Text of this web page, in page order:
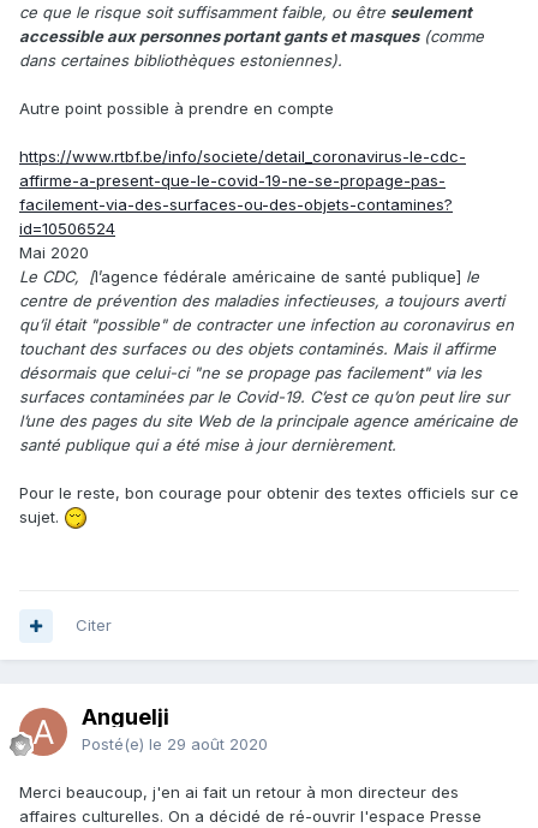
ce que le risque soit suffisamment faible, ou être seulement
accessible aux personnes portant gants et masques(comme
dans certaines bibliothèques estoniennes).
Autre point possible à prendre en compte
https://www.rtbf.be/info/societe/detail_coronavirus-le-cdc-
affirme-a-present-que-le-covid-19-ne-se-propage-pas-
facilement-via-des-surfaces-ou-des-objets-contamines?
id=10506524
Mai 2020
Le CDC, [l’agence fédérale américaine de santé publique] le
centre de prévention des maladies infectieuses, a toujours averti
qu’il était "possible" de contracter une infection au coronavirus en
touchant des surfaces ou des objets contaminés. Mais il affirme
désormais que celui-ci "ne se propage pas facilement" via les
surfaces contaminées par le Covid-19. C’est ce qu’on peut lire sur
l’une des pages du site Web de la principale agence américaine de
santé publique qui a été mise à jour dernièrement.
Pour le reste, bon courage pour obtenir des textes officiels sur ce
sujet.
Citer
Anguelji
Posté(e) le 29 août 2020
Merci beaucoup, j'en ai fait un retour à mon directeur des
affaires culturelles. On a décidé de ré-ouvrir l'espace Presse